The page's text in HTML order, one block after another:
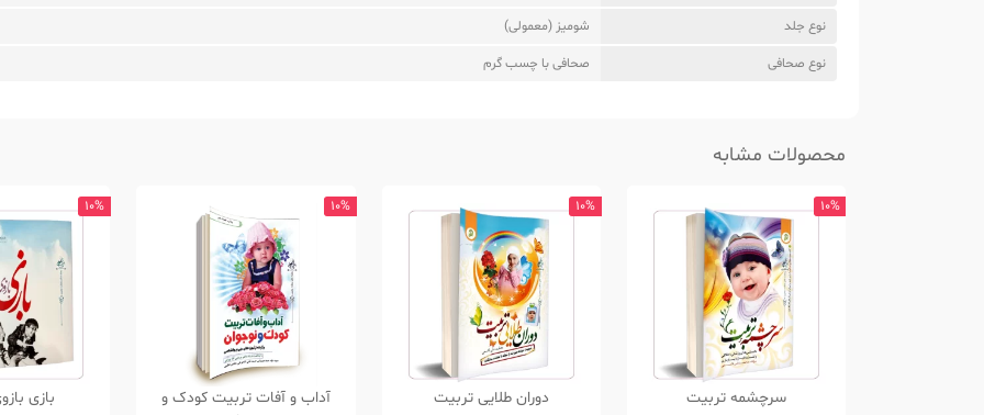
نوع جلد شومیز (معمولی)
نوع صحافی صحافی با چسب گرم
محصولات مشابه
10%
سرچشمه تربیت
10%
دوران طلایی تربیت
10%
آداب و آفات تربیت کودک و
10%
بازی